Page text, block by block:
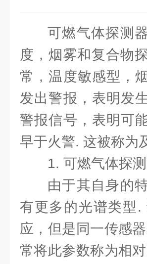
可燃气体探测
度，烟雾和复合物
常，温度敏感型，
发出警报，表明发
警报信号，表明可
早于火警. 这被称为
1. 可燃气体探
由于其自身的
有更多的光谱类型
应，但是同一传感
常将此参数称为相